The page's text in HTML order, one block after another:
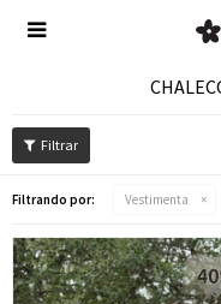

Filtrando por: Vestimenta